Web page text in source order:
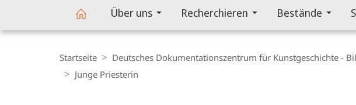
Dokumentationszentrum
Über uns Recherchieren Bestände
Navigation
Startseite Deutsches Dokumentationszentrum für Kunstgeschichte -
Junge Priesterin